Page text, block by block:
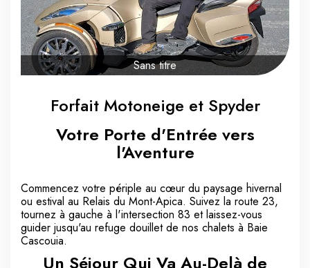
Sans titre
Forfait Motoneige et Spyder
Votre Porte d'Entrée vers
l'Aventure
Commencez votre périple au cœur du paysage hivernal
ou estival au Relais du Mont-Apica. Suivez la route 23,
tournez à gauche à l'intersection 83 et laissez-vous
guider jusqu'au refuge douillet de nos chalets à Baie
Cascouia.
Un Séjour Qui Va Au-Delà de